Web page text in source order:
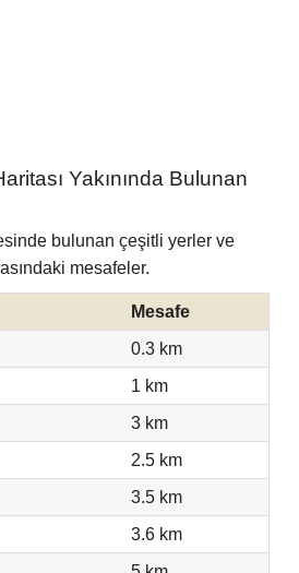
Yakınında Bulunan
bulunan çeşitli yerler ve
mesafeler.
Mesafe
0.3 km
1 km
3 km
2.5 km
3.5 km
3.6 km